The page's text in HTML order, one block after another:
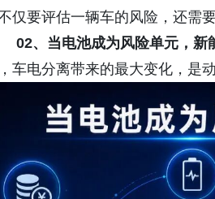
仅要评估一辆车的风险，还需
02、当电池成为风险单元，新
车电分离带来的最大变化，是